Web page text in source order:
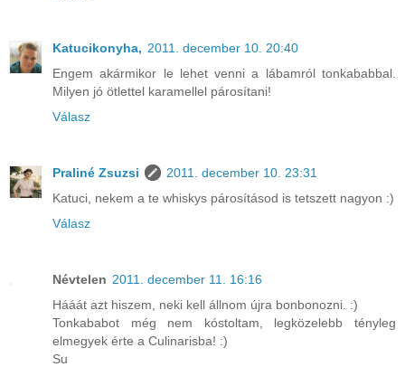
Katucikonyha, 2011. december 10. 20:40
Engem akármikor le lehet venni a lábamról tonkababbal.
Milyen jó ötlettel karamellel párosítani!
Válasz
Praliné Zsuzsi
2011. december 10. 23:31
Katuci, nekem a te whiskys párosításod is tetszett nagyon :)
Válasz
Névtelen 2011. december 11. 16:16
Hááát azt hiszem, neki kell állnom újra bonbonozni. :)
Tonkababot még nem kóstoltam, legközelebb tényleg
elmegyek érte a Culinarisba! :)
Su